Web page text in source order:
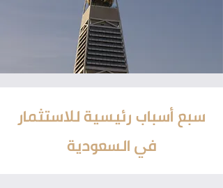
سبع أسباب رئيسية للاستثمار
في السعودية